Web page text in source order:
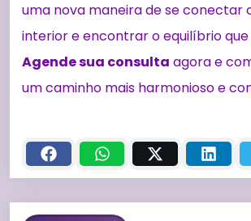
uma nova maneira de se conectar
interior e encontrar o equilíbrio que
Agende sua consulta agora e
um caminho mais harmonioso e